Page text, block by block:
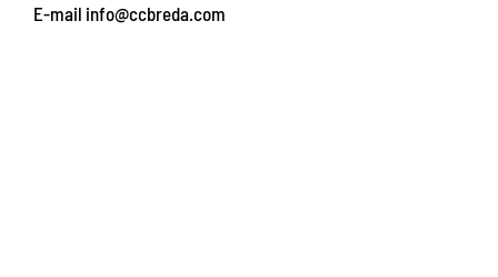
E-mail info@ccbreda.com